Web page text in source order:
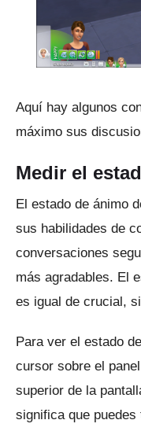
Aquí hay algunos
máximo sus
Medir el
El estado de ánimo
sus habilidades de
conversaciones
más agradables. El
es igual de crucial,
Para ver el estado
cursor sobre el
superior de la
significa que